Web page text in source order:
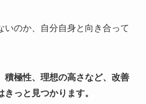
いのか、自分自身と向き合って
積極性、理想の高さなど、改善
っと見つかります。